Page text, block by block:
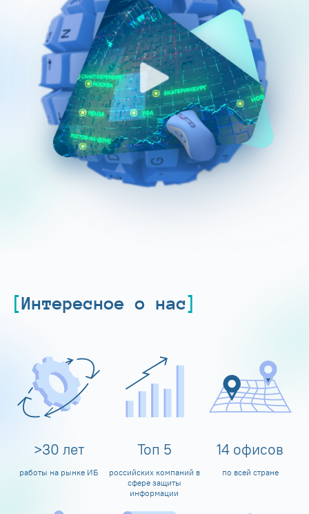
Интересное о нас
>30 лет
работы на рынке ИБ
Топ 5
российских компаний в
сфере защиты
информации
14 офисов
по всей стране